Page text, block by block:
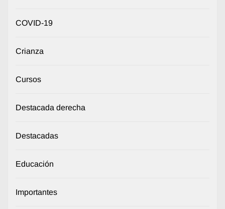
COVID-19
Crianza
Cursos
Destacada derecha
Destacadas
Educación
Importantes